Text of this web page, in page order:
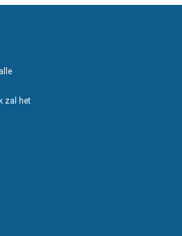
zal het